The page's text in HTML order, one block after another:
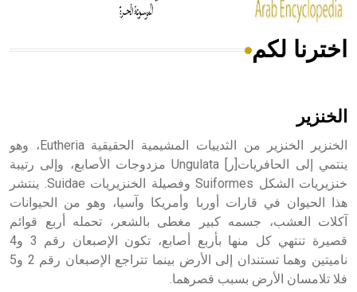
هل تعلم أن الأبسيد كلمة فرنسية اللفظ تم اعتمادها مصطلحاً
- هل تعلم أن أبجر Abgar اسم معروف جيداً يعود إلى عدد من
الملوك الذين حكموا مدينة إديسا (الرها) من أبجر الأول وحتى
التاسع، وهم ينتسبون إلى أسرة أوسروين
اخترنا لكم
الخنزير
الخنزير الخنزير من الثدييات المشيمية الحقيقية Eutheria، وهو
ينتمي إلى الحافريات[ر] Ungulata مزدوجات الأصابع، وإلى رتيبة
خنزيريات الشكل Suiformes وفصيلة الخنزيريات Suidae. ينتشر
هذا الحيوان في قارات أوربا وأمريكا وآسيا، وهو من الحيوانات
آكلات العشب، جسمه كبير مغطى بالشعر، تحمله أربع قوائم
قصيرة تنتهي كل منها بأربع أصابع، تكون الإصبعان رقم 3 و4
ناميتين وهما تستندان إلى الأرض بينما تتراجع الإصبعان رقم 2 و5
فلا تلامسان الأرض بسبب قصرهما.